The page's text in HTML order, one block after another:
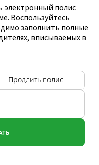
электронный полис
Воспользуйтесь
заполнить полные
вписываемых в